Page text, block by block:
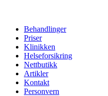
Behandlinger
Priser
Klinikken
Helseforsikring
Nettbutikk
Artikler
Kontakt
Personvern